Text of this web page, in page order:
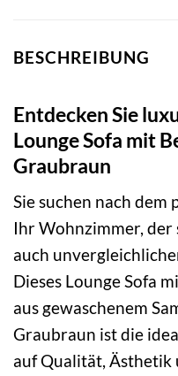
BESCHREIBUNG
Entdecken Sie
Lounge Sofa mit
Graubraun
Sie suchen nach
Ihr Wohnzimmer, der
auch
Dieses Lounge Sofa
aus gewaschenem
Graubraun ist die
auf Qualität, Ästhetik